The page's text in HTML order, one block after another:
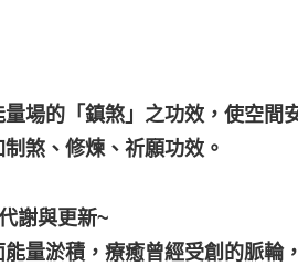
場的「鎮煞」之功效，使空間
煞、修煉、祈願功效。
謝與更新~
量淤積，療癒曾經受創的脈輪